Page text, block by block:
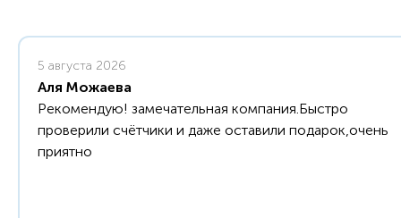
5 августа 2026
Аля Можаева
Рекомендую! замечательная компания.Быстро
проверили счётчики и даже оставили подарок,очень
приятно